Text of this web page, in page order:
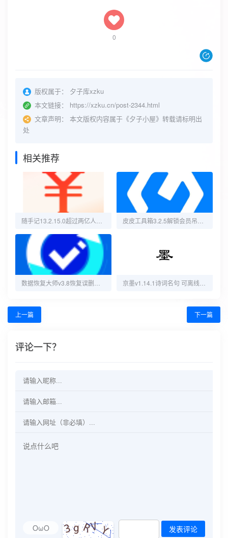
0
版权属于：
夕子库xzku
本文链接：
https://xzku.cn/post-2344.html
文章声明：
本文版权内容属于《夕子小屋》转载请标明出
处
相关推荐
上一篇 下一篇
评论一下？
OωO 发表评论